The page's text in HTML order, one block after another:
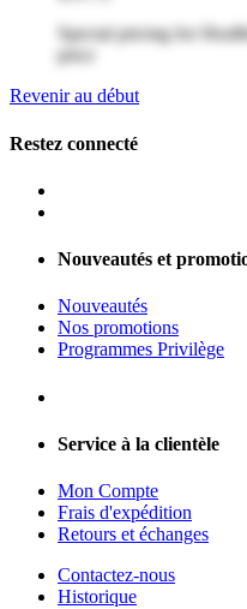
Special pricing for
price
Revenir au début
Restez connecté
Nouveautés et
Nouveautés
Nos promotions
Programmes Privilège
Service à la clientèle
Mon Compte
Frais d'expédition
Retours et échanges
Contactez-nous
Historique